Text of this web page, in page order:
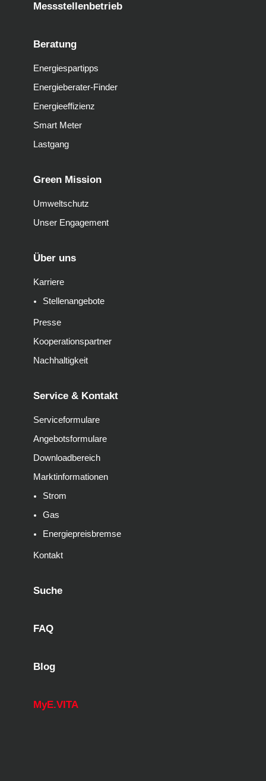
Messstellenbetrieb
Beratung
Energiespartipps
Energieberater-Finder
Energieeffizienz
Smart Meter
Lastgang
Green Mission
Umweltschutz
Unser Engagement
Über uns
Karriere
Stellenangebote
Presse
Kooperationspartner
Nachhaltigkeit
Service & Kontakt
Serviceformulare
Angebotsformulare
Downloadbereich
Marktinformationen
Strom
Gas
Energiepreisbremse
Kontakt
Suche
FAQ
Blog
MyE.VITA